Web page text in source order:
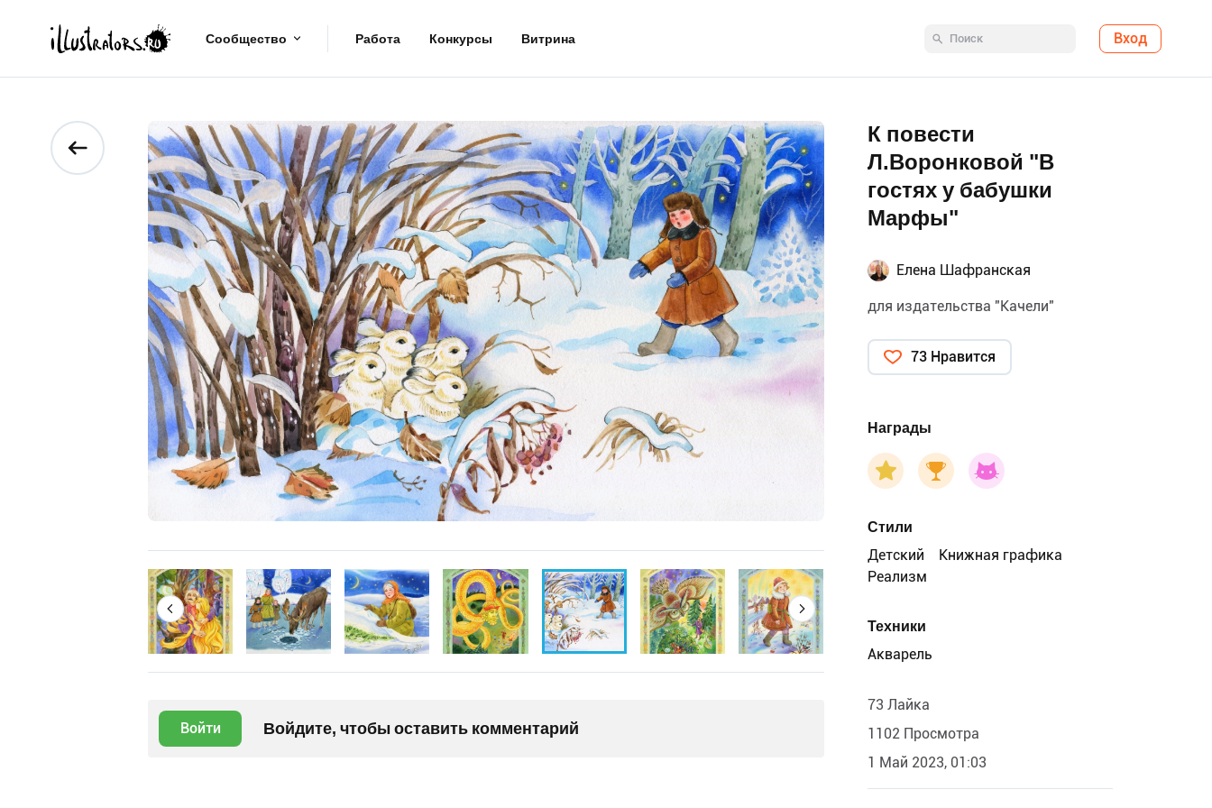
Сообщество Работа Конкурсы Витрина Вход
Войти Войдите, чтобы оставить комментарий
К повести
Л.Воронковой "В
гостях у бабушки
Марфы"
Елена Шафранская
для издательства "Качели"
73 Нравится
Награды
Стили
Детский
Книжная графика
Реализм
Техники
Акварель
73 Лайка
1102 Просмотра
1 Май 2023, 01:03